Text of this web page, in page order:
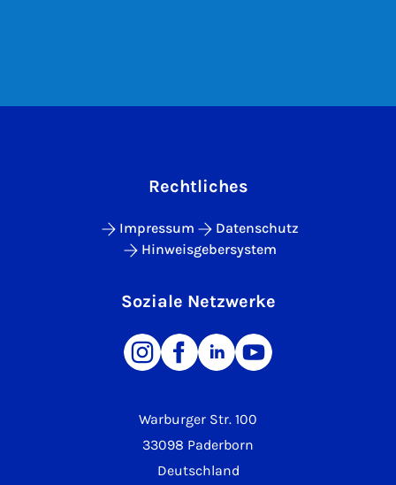
Warburger Str. 100
33098 Paderborn
Deutschland
Rechtliches
Impressum
Datenschutz
Hinweisgebersystem
Soziale Netzwerke